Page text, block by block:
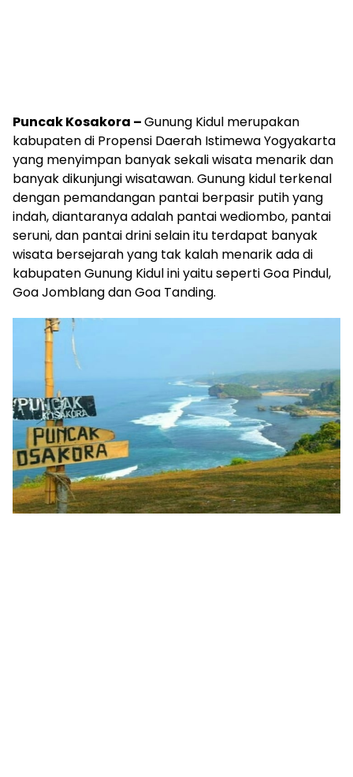
Puncak Kosakora –Gunung Kidul merupakan
kabupaten di Propensi Daerah Istimewa Yogyakarta
yang menyimpan banyak sekali wisata menarik dan
banyak dikunjungi wisatawan. Gunung kidul terkenal
dengan pemandangan pantai berpasir putih yang
indah, diantaranya adalah pantai wediombo, pantai
seruni, dan pantai drini selain itu terdapat banyak
wisata bersejarah yang tak kalah menarik ada di
kabupaten Gunung Kidul ini yaitu seperti Goa Pindul,
Goa Jomblang dan Goa Tanding.